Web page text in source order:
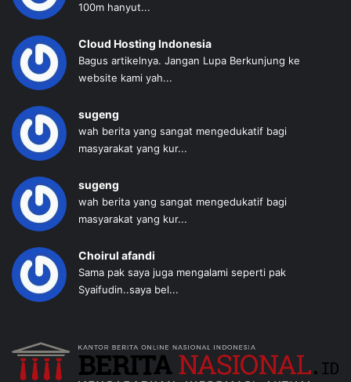
100m hanyut...
Cloud Hosting Indonesia
Bagus artikelnya. Jangan Lupa Berkunjung ke
website kami yah...
sugeng
wah berita yang sangat mengedukatif bagi
masyarakat yang kur...
sugeng
wah berita yang sangat mengedukatif bagi
masyarakat yang kur...
Choirul afandi
Sama pak saya juga mengalami seperti pak
Syaifudin..saya bel...